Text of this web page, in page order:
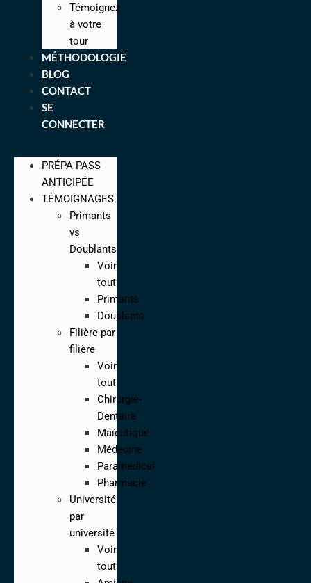
Témoignez
à votre
tour
MÉTHODOLOGIE
BLOG
CONTACT
SE
CONNECTER
PRÉPA PASS
ANTICIPÉE
TÉMOIGNAGES
Primants
vs
Doublants
Voir
tout
Primants
Doublants
Filière par
filière
Voir
tout
Chirurgie-
Dentaire
Maïeutique
Médecine
Paramédical
Pharmacie
Université
par
université
Voir
tout